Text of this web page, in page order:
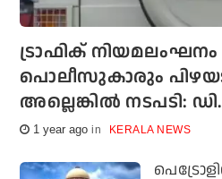
ട്രാഫിക്
പൊലീസുകാരും
അല്ലെങ്കില്‍ നടപടി:
1 year ago KERALA NEWS